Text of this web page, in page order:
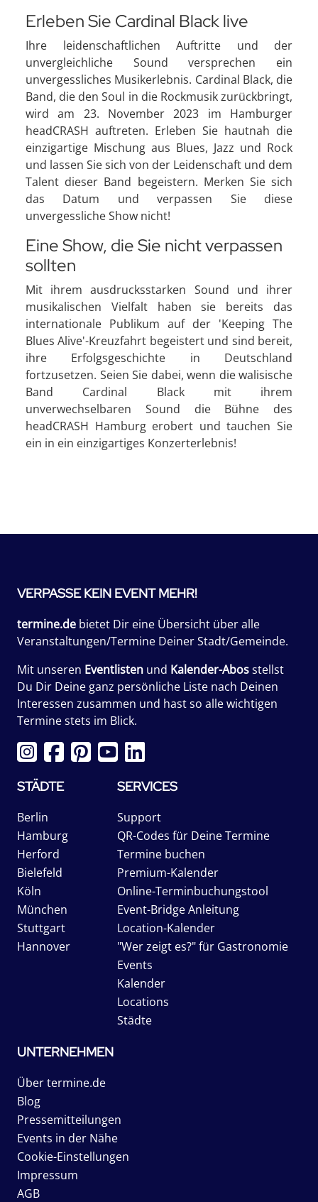
Erleben Sie Cardinal Black live
Ihre leidenschaftlichen Auftritte und der
unvergleichliche Sound versprechen ein
unvergessliches Musikerlebnis. Cardinal Black, die
Band, die den Soul in die Rockmusik zurückbringt,
wird am 23. November 2023 im Hamburger
headCRASH auftreten. Erleben Sie hautnah die
einzigartige Mischung aus Blues, Jazz und Rock
und lassen Sie sich von der Leidenschaft und dem
Talent dieser Band begeistern. Merken Sie sich
das Datum und verpassen Sie diese
unvergessliche Show nicht!
Eine Show, die Sie nicht verpassen
sollten
Mit ihrem ausdrucksstarken Sound und ihrer
musikalischen Vielfalt haben sie bereits das
internationale Publikum auf der 'Keeping The
Blues Alive'-Kreuzfahrt begeistert und sind bereit,
ihre Erfolgsgeschichte in Deutschland
fortzusetzen. Seien Sie dabei, wenn die walisische
Band Cardinal Black mit ihrem
unverwechselbaren Sound die Bühne des
headCRASH Hamburg erobert und tauchen Sie
ein in ein einzigartiges Konzerterlebnis!
VERPASSE KEIN EVENT MEHR!
termine.de bietet Dir eine Übersicht über alle
Veranstaltungen/Termine Deiner Stadt/Gemeinde.
Mit unseren Eventlisten und Kalender-Abosstellst
Du Dir Deine ganz persönliche Liste nach Deinen
Interessen zusammen und hast so alle wichtigen
Termine stets im Blick.
STÄDTE
Berlin
Hamburg
Herford
Bielefeld
Köln
München
Stuttgart
Hannover
SERVICES
Support
QR-Codes für Deine Termine
Termine buchen
Premium-Kalender
Online-Terminbuchungstool
Event-Bridge Anleitung
Location-Kalender
"Wer zeigt es?" für Gastronomie
Events
Kalender
Locations
Städte
UNTERNEHMEN
Über termine.de
Blog
Pressemitteilungen
Events in der Nähe
Cookie-Einstellungen
Impressum
AGB